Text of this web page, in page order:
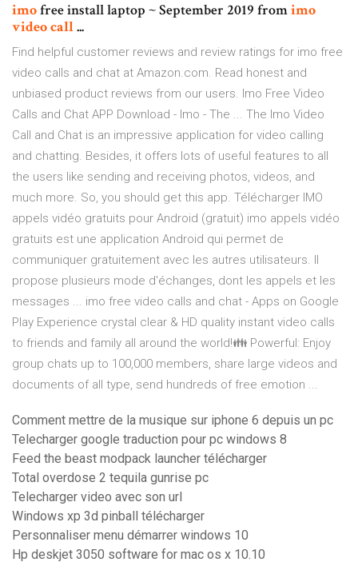
imofree install laptop ~ September 2019 fromimo
videocall...
Find helpful customer reviews and review ratings for imo free
video calls and chat at Amazon.com. Read honest and
unbiased product reviews from our users. Imo Free Video
Calls and Chat APP Download - Imo - The ... The Imo Video
Call and Chat is an impressive application for video calling
and chatting. Besides, it offers lots of useful features to all
the users like sending and receiving photos, videos, and
much more. So, you should get this app. Télécharger IMO
appels vidéo gratuits pour Android (gratuit) imo appels vidéo
gratuits est une application Android qui permet de
communiquer gratuitement avec les autres utilisateurs. Il
propose plusieurs mode d'échanges, dont les appels et les
messages ... imo free video calls and chat - Apps on Google
Play Experience crystal clear & HD quality instant video calls
to friends and family all around the world!👪 ️Powerful: Enjoy
group chats up to 100,000 members, share large videos and
documents of all type, send hundreds of free emotion ...
Comment mettre de la musique sur iphone 6 depuis un pc
Telecharger google traduction pour pc windows 8
Feed the beast modpack launcher télécharger
Total overdose 2 tequila gunrise pc
Telecharger video avec son url
Windows xp 3d pinball télécharger
Personnaliser menu démarrer windows 10
Hp deskjet 3050 software for mac os x 10.10